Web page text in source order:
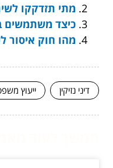
מתי תזדקקו
כיצד משתמשים
מהו חוק איסור
דיני נזיקין ייעוץ